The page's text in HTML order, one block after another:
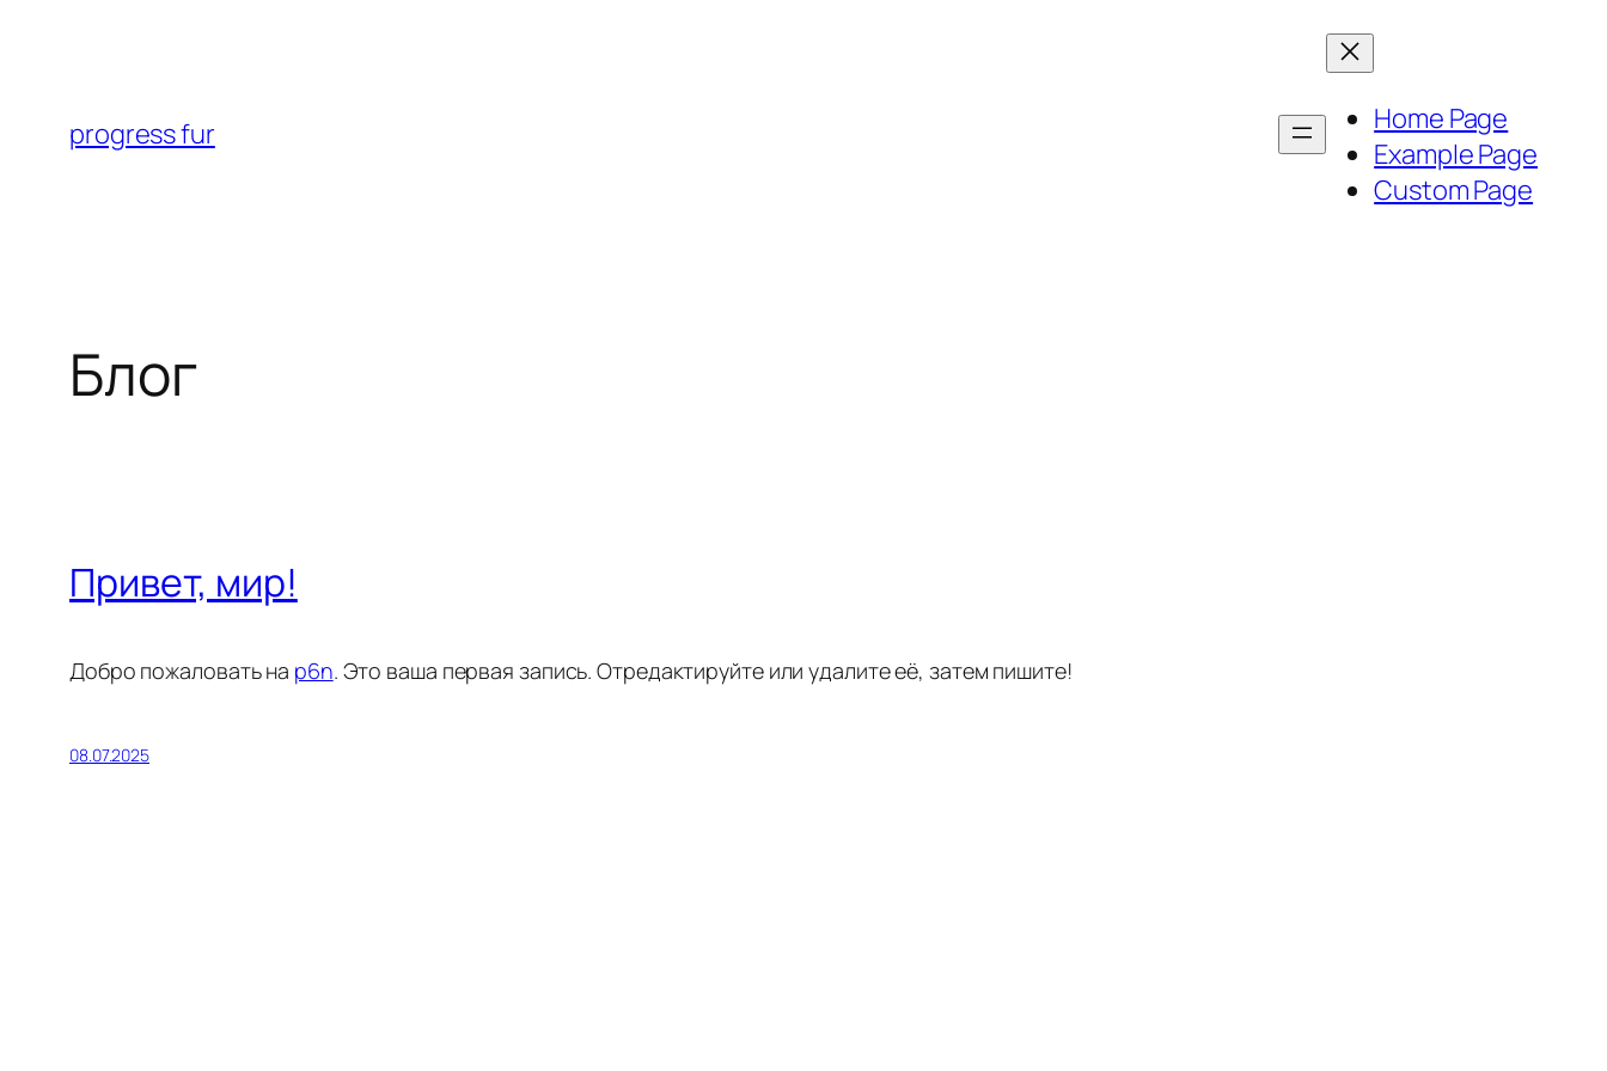
progress fur
Home Page
Example Page
Custom Page
Блог
Привет, мир!
Добро пожаловать на p6n. Это ваша первая запись. Отредактируйте или удалите её, затем пишите!
08.07.2025